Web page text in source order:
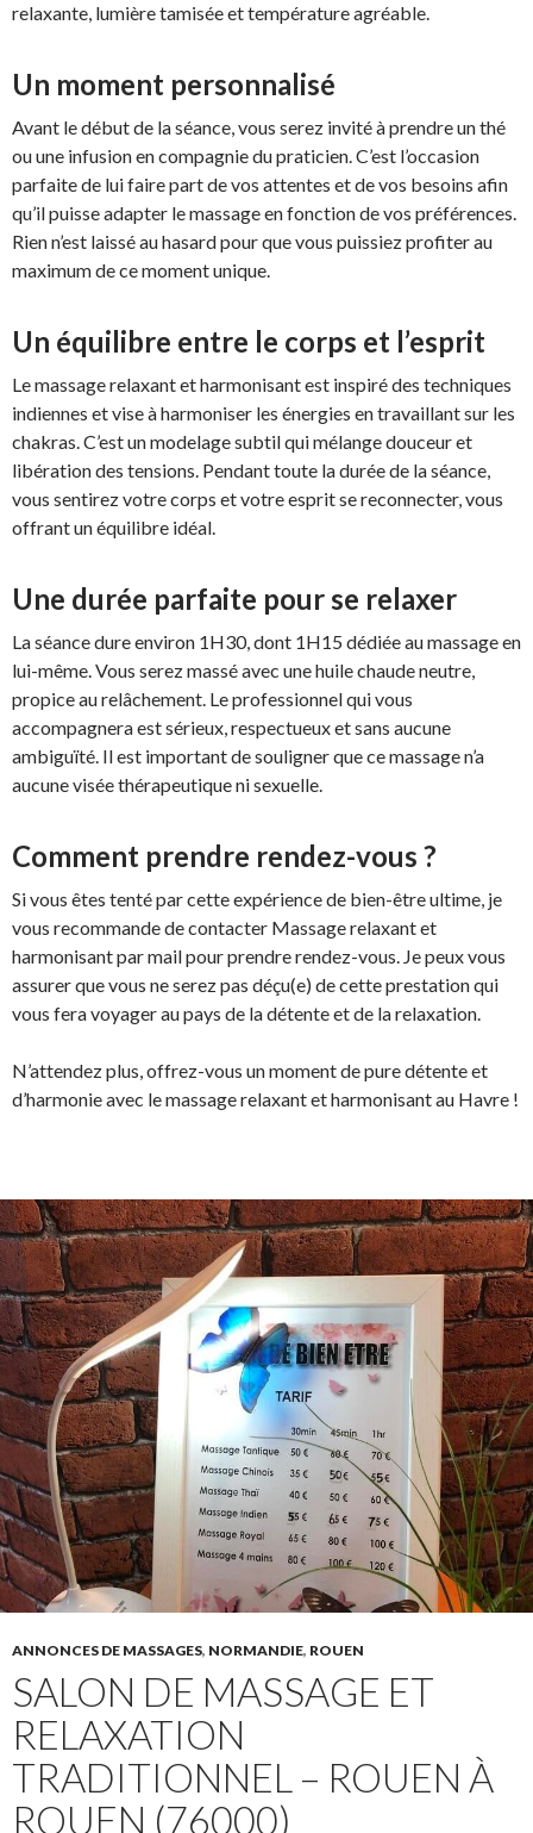
relaxante, lumière tamisée et température agréable.
Un moment personnalisé
Avant le début de la séance, vous serez invité à prendre un thé
ou une infusion en compagnie du praticien. C’est l’occasion
parfaite de lui faire part de vos attentes et de vos besoins afin
qu’il puisse adapter le massage en fonction de vos préférences.
Rien n’est laissé au hasard pour que vous puissiez profiter au
maximum de ce moment unique.
Un équilibre entre le corps et l’esprit
Le massage relaxant et harmonisant est inspiré des techniques
indiennes et vise à harmoniser les énergies en travaillant sur les
chakras. C’est un modelage subtil qui mélange douceur et
libération des tensions. Pendant toute la durée de la séance,
vous sentirez votre corps et votre esprit se reconnecter, vous
offrant un équilibre idéal.
Une durée parfaite pour se relaxer
La séance dure environ 1H30, dont 1H15 dédiée au massage en
lui-même. Vous serez massé avec une huile chaude neutre,
propice au relâchement. Le professionnel qui vous
accompagnera est sérieux, respectueux et sans aucune
ambiguïté. Il est important de souligner que ce massage n’a
aucune visée thérapeutique ni sexuelle.
Comment prendre rendez-vous ?
Si vous êtes tenté par cette expérience de bien-être ultime, je
vous recommande de contacter Massage relaxant et
harmonisant par mail pour prendre rendez-vous. Je peux vous
assurer que vous ne serez pas déçu(e) de cette prestation qui
vous fera voyager au pays de la détente et de la relaxation.
N’attendez plus, offrez-vous un moment de pure détente et
d’harmonie avec le massage relaxant et harmonisant au Havre !
ANNONCES DE MASSAGES, NORMANDIE, ROUEN
SALON DE MASSAGE ET
RELAXATION
TRADITIONNEL – ROUEN À
ROUEN (76000)